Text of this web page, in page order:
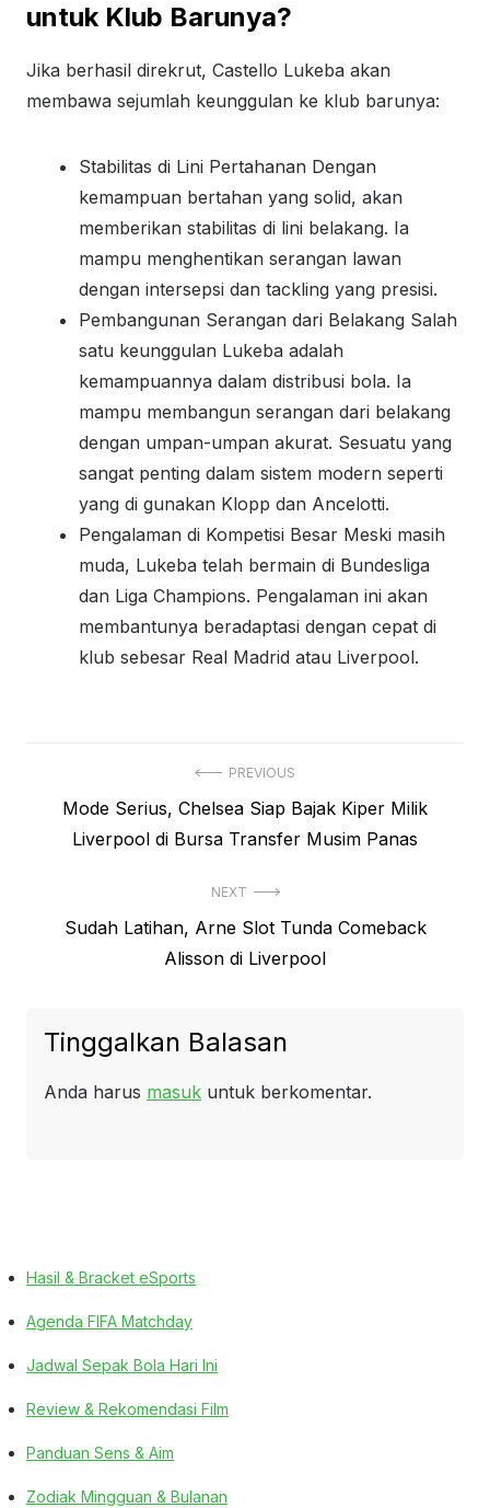
untuk Klub Barunya?
Jika berhasil direkrut, Castello Lukeba akan
membawa sejumlah keunggulan ke klub barunya:
Stabilitas di Lini Pertahanan Dengan
kemampuan bertahan yang solid, akan
memberikan stabilitas di lini belakang. Ia
mampu menghentikan serangan lawan
dengan intersepsi dan tackling yang presisi.
Pembangunan Serangan dari Belakang Salah
satu keunggulan Lukeba adalah
kemampuannya dalam distribusi bola. Ia
mampu membangun serangan dari belakang
dengan umpan-umpan akurat. Sesuatu yang
sangat penting dalam sistem modern seperti
yang di gunakan Klopp dan Ancelotti.
Pengalaman di Kompetisi Besar Meski masih
muda, Lukeba telah bermain di Bundesliga
dan Liga Champions. Pengalaman ini akan
membantunya beradaptasi dengan cepat di
klub sebesar Real Madrid atau Liverpool.
pos
PREVIOUS
Previous
post:
Mode Serius, Chelsea Siap Bajak Kiper Milik
Liverpool di Bursa Transfer Musim Panas
NEXT
NextSudah Latihan, Arne Slot Tunda Comeback
Alisson di Liverpool
Tinggalkan Balasan
Anda harus masuk untuk berkomentar.
Hasil & Bracket eSports
Agenda FIFA Matchday
Jadwal Sepak Bola Hari Ini
Review & Rekomendasi Film
Panduan Sens & Aim
Zodiak Mingguan & Bulanan